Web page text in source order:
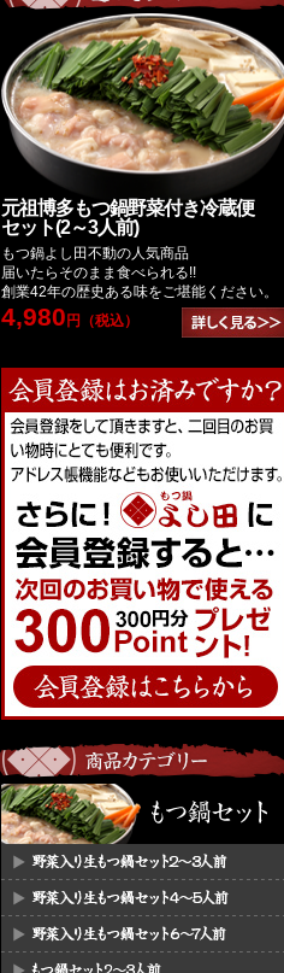
元祖博多もつ鍋野菜付き冷蔵便
セット(2～3人前)
もつ鍋よし田不動の人気商品
届いたらそのまま食べられる!!
創業42年の歴史ある味をご堪能ください。
4,980 円（税込）